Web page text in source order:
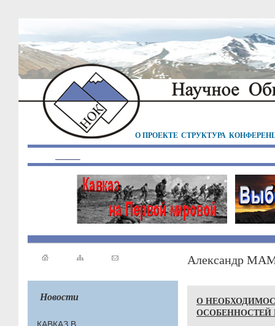
О ПРОЕКТЕ СТРУКТУРА
Новости
Александр
О